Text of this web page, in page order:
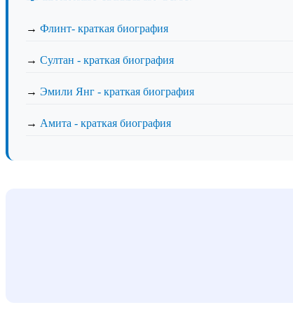
→ Флинт- краткая биография
→ Султан - краткая биография
→ Эмили Янг - краткая биография
→ Амита - краткая биография